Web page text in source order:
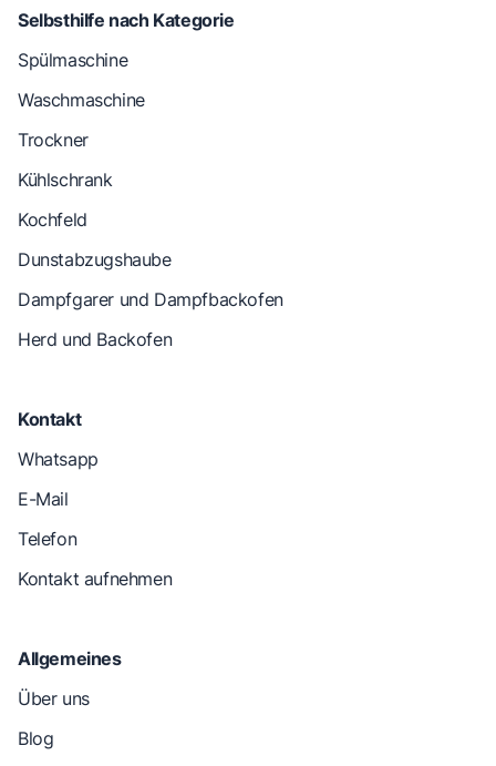
Selbsthilfe nach Kategorie
Spülmaschine
Waschmaschine
Trockner
Kühlschrank
Kochfeld
Dunstabzugshaube
Dampfgarer und Dampfbackofen
Herd und Backofen
Kontakt
Whatsapp
E-Mail
Telefon
Kontakt aufnehmen
Allgemeines
Über uns
Blog